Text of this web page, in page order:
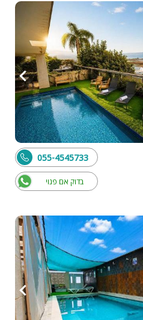
בדוק אם פנוי
055-4545733